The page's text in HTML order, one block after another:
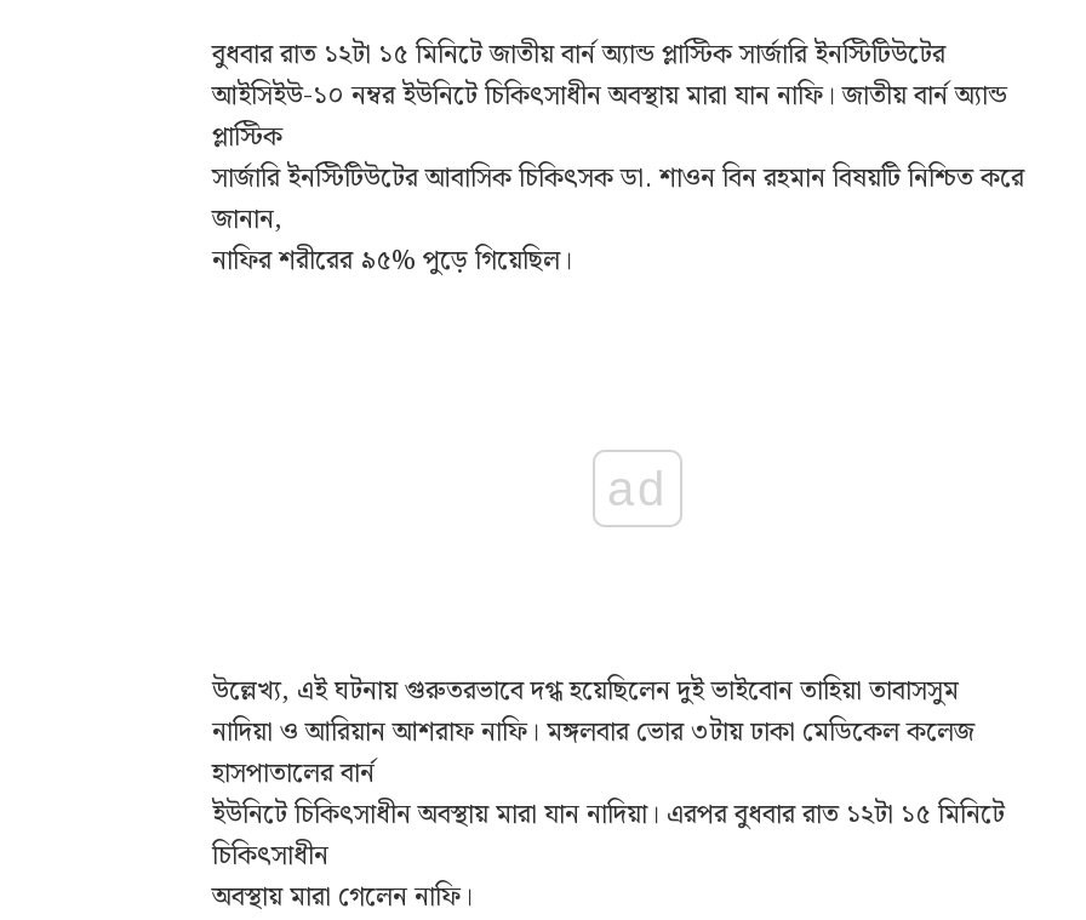
বুধবার রাত ১২টা ১৫ মিনিটে জাতীয় বার্ন অ্যান্ড প্লাস্টিক সার্জারি ইনস্টিটিউটের
আইসিইউ-১০ নম্বর ইউনিটে চিকিৎসাধীন অবস্থায় মারা যান নাফি। জাতীয় বার্ন অ্যান্ড
প্লাস্টিক
সার্জারি ইনস্টিটিউটের আবাসিক চিকিৎসক ডা. শাওন বিন রহমান বিষয়টি নিশ্চিত করে
জানান,
নাফির শরীরের ৯৫% পুড়ে গিয়েছিল।
ad
উল্লেখ্য, এই ঘটনায় গুরুতরভাবে দগ্ধ হয়েছিলেন দুই ভাইবোন তাহিয়া তাবাসসুম
নাদিয়া ও আরিয়ান আশরাফ নাফি। মঙ্গলবার ভোর ৩টায় ঢাকা মেডিকেল কলেজ
হাসপাতালের বার্ন
ইউনিটে চিকিৎসাধীন অবস্থায় মারা যান নাদিয়া। এরপর বুধবার রাত ১২টা ১৫ মিনিটে
চিকিৎসাধীন
অবস্থায় মারা গেলেন নাফি।